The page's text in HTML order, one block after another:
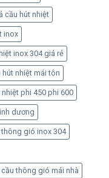
cầu hút nhiệt
inox
inox 304 giá rẻ
hút nhiệt mái tôn
phi 450 phi 600
dương
gió inox 304
thông gió mái nhà